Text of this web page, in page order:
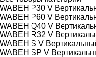
WABEH P30 V
WABEH P60 V
WABEH Q40 V
WABEH R32 V
WABEH S V
WABEH SP V